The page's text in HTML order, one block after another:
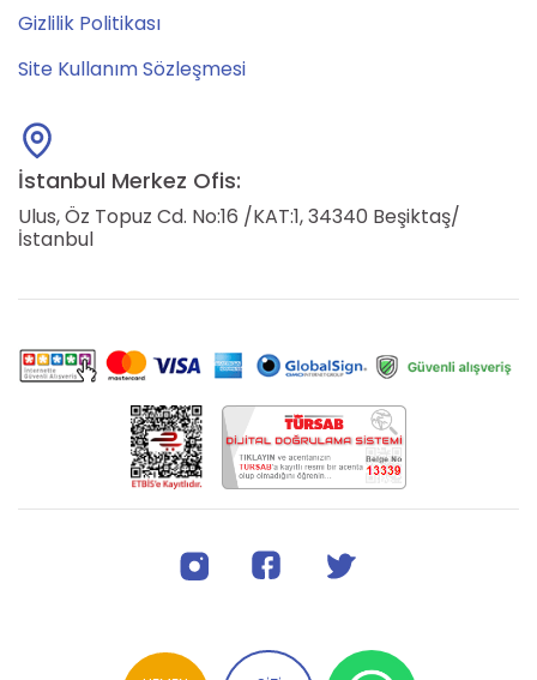
Gizlilik Politikası
Site Kullanım Sözleşmesi
İstanbul Merkez Ofis:
Ulus, Öz Topuz Cd. No:16 /KAT:1, 34340 Beşiktaş/
İstanbul